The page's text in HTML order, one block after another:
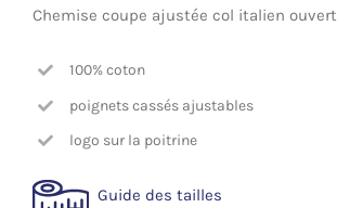
Chemise coupe ajustée col italien ouvert
100% coton
poignets cassés ajustables
logo sur la poitrine
Guide des tailles